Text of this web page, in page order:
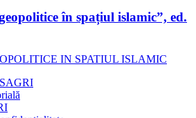
în spațiul islamic”, ed.